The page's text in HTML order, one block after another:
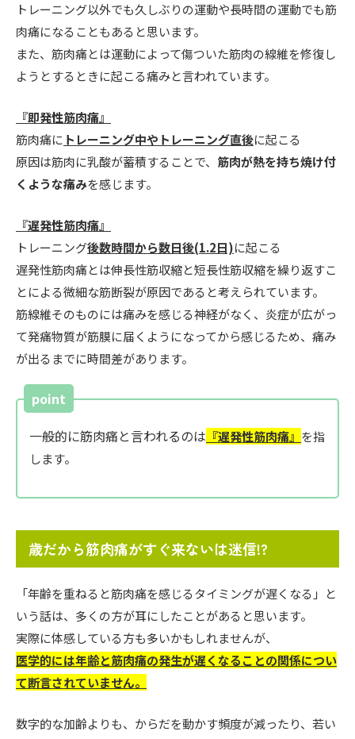
トレーニング以外でも久しぶりの運動や長時間の運動でも筋
肉痛になることもあると思います。
また、筋肉痛とは運動によって傷ついた筋肉の線維を修復し
ようとするときに起こる痛みと言われています。
『即発性筋肉痛』
筋肉痛に トレーニング中やトレーニング直後に起こる
原因は筋肉に乳酸が蓄積することで、 筋肉が熱を持ち焼け付
くような痛みを感じます。
『遅発性筋肉痛』
トレーニング後数時間から数日後(1.2日)に起こる
遅発性筋肉痛とは伸長性筋収縮と短長性筋収縮を繰り返すこ
とによる微細な筋断裂が原因であると考えられています。
筋線維そのものには痛みを感じる神経がなく、炎症が広がっ
て発痛物質が筋膜に届くようになってから感じるため、痛み
が出るまでに時間差があります。
point
一般的に筋肉痛と言われるのは 『遅発性筋肉痛』 を指
します。
歳だから筋肉痛がすぐ来ないは迷信!?
「年齢を重ねると筋肉痛を感じるタイミングが遅くなる」と
いう話は、多くの方が耳にしたことがあると思います。
実際に体感している方も多いかもしれませんが、
医学的には年齢と筋肉痛の発生が遅くなることの関係につい
て断言されていません。
数字的な加齢よりも、からだを動かす頻度が減ったり、若い